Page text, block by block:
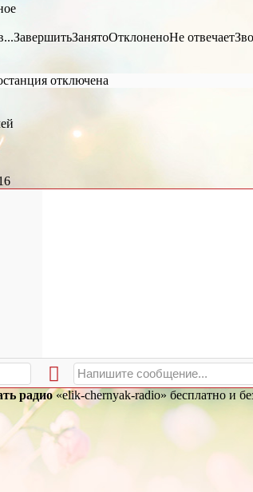
ЗавершитьЗанятоОтклоненоНе отвечает
отключена
радио«elik-chernyak-radio» бесплатно и